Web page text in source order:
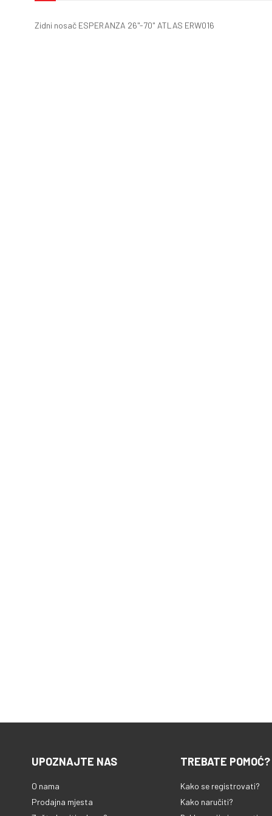
Zidni nosač ESPERANZA 26"-70" ATLAS ERW016
UPOZNAJTE NAS
O nama
Prodajna mjesta
TREBATE POMOĆ?
Kako se registrovati?
Kako naručiti?